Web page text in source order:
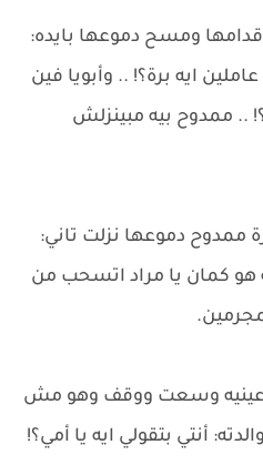
ومسح دموعها بايده:
ايه برة؟! .. وأبويا فين
.. ممدوح بيه مبينزلش
دموعها نزلت تاني:
هو كمان يا مراد اتسحب من
وسعت ووقف وهو مش
أنتي بتقولي ايه يا أمي؟!